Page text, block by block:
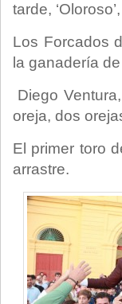
tarde,
Los Forcados
la ganadería
Diego
oreja, dos
El primer toro
arrastre.